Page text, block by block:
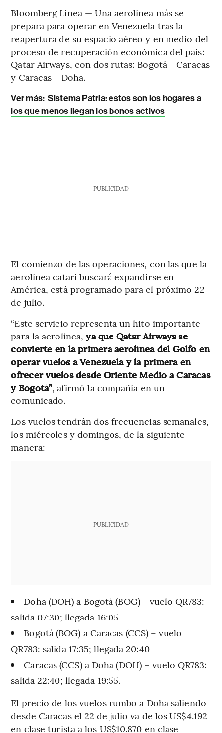
Bloomberg Línea — Una aerolínea más se
prepara para operar en Venezuela tras la
reapertura de su espacio aéreo y en medio del
proceso de recuperación económica del país:
Qatar Airways, con dos rutas: Bogotá - Caracas
y Caracas - Doha.
Ver más: Sistema Patria: estos son los hogares a
los que menos llegan los bonos activos
PUBLICIDAD
El comienzo de las operaciones, con las que la
aerolínea catarí buscará expandirse en
América, está programado para el próximo 22
de julio.
“Este servicio representa un hito importante
para la aerolínea,ya que Qatar Airways se
convierte en la primera aerolínea del Golfo en
operar vuelos a Venezuela y la primera en
ofrecer vuelos desde Oriente Medio a Caracas
y Bogotá”, afirmó la compañía en un
comunicado.
Los vuelos tendrán dos frecuencias semanales,
los miércoles y domingos, de la siguiente
manera:
PUBLICIDAD
Doha (DOH) a Bogotá (BOG) - vuelo QR783:
salida 07:30; llegada 16:05
Bogotá (BOG) a Caracas (CCS) – vuelo
QR783: salida 17:35; llegada 20:40
Caracas (CCS) a Doha (DOH) – vuelo QR783:
salida 22:40; llegada 19:55.
El precio de los vuelos rumbo a Doha saliendo
desde Caracas el 22 de julio va de los US$4.192
en clase turista a los US$10.870 en clase